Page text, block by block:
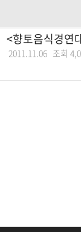
<향토음식경연
2011.11.06 조회